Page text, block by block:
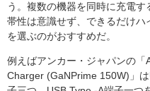
う。複数の機器を同時に充電す
帯性は意識せず、できるだけハ
を選ぶのがおすすめだ。
例えばアンカー・ジャパンの「
Charger (GaNPrime 150W)」